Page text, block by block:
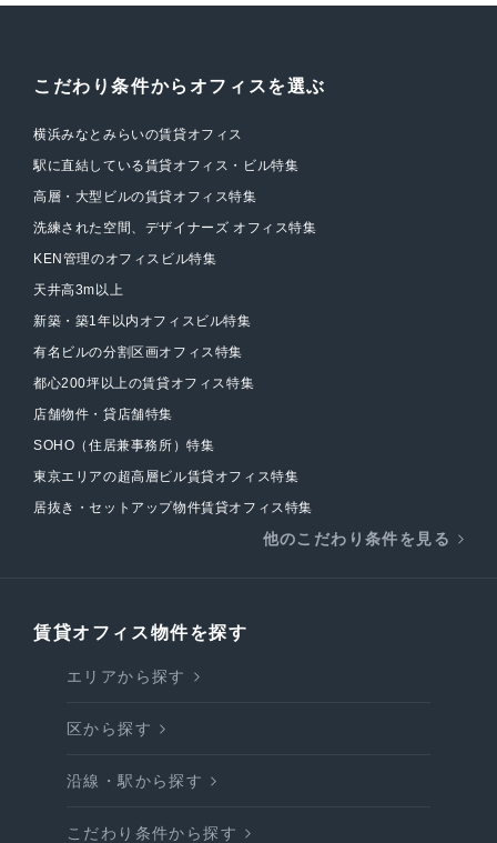
こだわり条件からオフィスを選ぶ
横浜みなとみらいの賃貸オフィス
駅に直結している賃貸オフィス・ビル特集
高層・大型ビルの賃貸オフィス特集
洗練された空間、デザイナーズ オフィス特集
KEN管理のオフィスビル特集
天井高3m以上
新築・築1年以内オフィスビル特集
有名ビルの分割区画オフィス特集
都心200坪以上の賃貸オフィス特集
店舗物件・貸店舗特集
SOHO（住居兼事務所）特集
東京エリアの超高層ビル賃貸オフィス特集
居抜き・セットアップ物件賃貸オフィス特集
他のこだわり条件を見る
賃貸オフィス物件を探す
エリアから探す
区から探す
沿線・駅から探す
こだわり条件から探す